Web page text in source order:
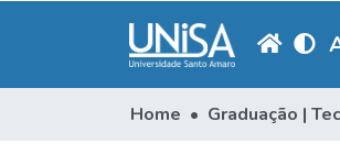
Home Graduação |